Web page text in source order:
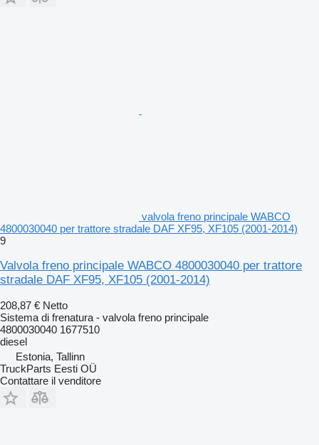
valvola freno principale WABCO
4800030040 per trattore stradale DAF XF95, XF105 (2001-2014)
9
Valvola freno principale WABCO 4800030040 per trattore
stradale DAF XF95, XF105 (2001-2014)
208,87 € Netto
Sistema di frenatura - valvola freno principale
4800030040 1677510
diesel
Estonia, Tallinn
TruckParts Eesti OÜ
Contattare il venditore